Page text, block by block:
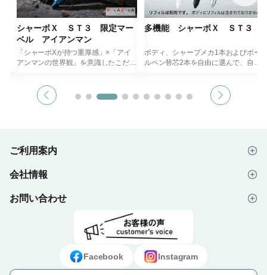
シャーボＸ ＳＴ３ 限定マー
ベル アイアンマン
「シャーボXが持つ重厚感」×「アイ
アンマンの世界観」を意識したこだわ
しっくりとした回転の作動感や、ガタ
する力を高めた仕様になっていま
す。
※こちらは＜＜リフィル付き＞＞とな
（シャープ部0.5㎜+エマルジョン
0.5㎜黒/赤）
※１１本以上ご注文の場合はお問い合
お問い合わせください。
多機能 シャーボＸ ＳＴ３
ボディ、シャープメカ1本およびボー
ルペン替芯2本を自由に選んで、自分
（シャープ部機構・ボールペン替芯は
含まれておりません）
する力を高めた仕様になっていま
潤滑油が絶妙な回し心地を実現してい
「お名入れ書体」をご覧ください。
ん。（リフィル別売）
①シャープ部機構を１点お選びくだ
ご利用案内
はじめての方へ
ご注文の流れ
デザイン入稿データについて
ギフト・ノベルティ納入事例
会社情報
会社概要
プライバシーポリシー
お問い合わせ
お問い合わせフォームFacebook Instagram